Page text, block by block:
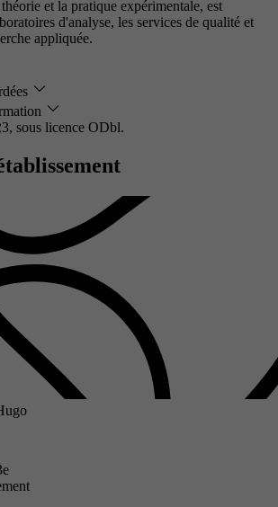
et la pratique expérimentale, est
d'analyse, les services de qualité et
appliquée.
sous licence ODbl.